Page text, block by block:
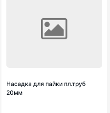
Насадка для пайки пл.труб
20мм